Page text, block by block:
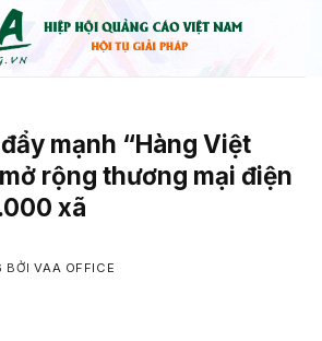
mạnh “Hàng Việt
rộng thương mại điện
xã
BỞIVAA OFFICE